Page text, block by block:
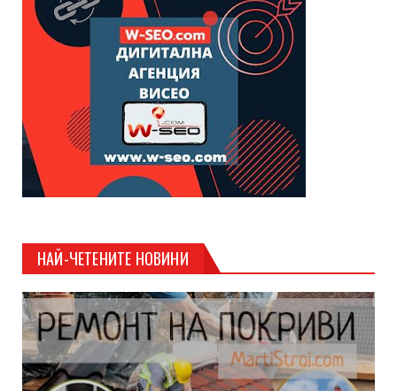
НАЙ-ЧЕТЕНИТЕ НОВИНИ